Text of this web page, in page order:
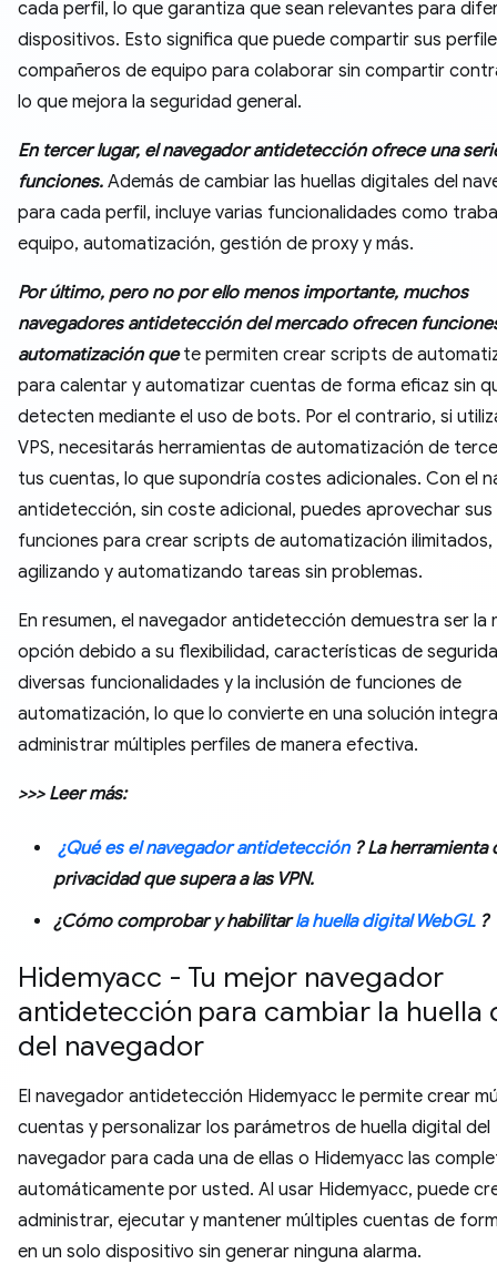
cada perfil, lo que garantiza que sean relevantes para
dispositivos. Esto significa que puede compartir sus
compañeros de equipo para colaborar sin compartir
lo que mejora la seguridad general.
En tercer lugar, el navegador antidetección ofrece una
funciones. Además de cambiar las huellas digitales del
para cada perfil, incluye varias funcionalidades como
equipo, automatización, gestión de proxy y más.
Por último, pero no por ello menos importante, muchos
navegadores antidetección del mercado ofrecen
automatización quete permiten crear scripts de
para calentar y automatizar cuentas de forma eficaz sin
detecten mediante el uso de bots. Por el contrario, si
VPS, necesitarás herramientas de automatización de
tus cuentas, lo que supondría costes adicionales. Con el
antidetección, sin coste adicional, puedes aprovechar sus
funciones para crear scripts de automatización ilimitados,
agilizando y automatizando tareas sin problemas.
En resumen, el navegador antidetección demuestra ser la
opción debido a su flexibilidad, características de
diversas funcionalidades y la inclusión de funciones de
automatización, lo que lo convierte en una solución
administrar múltiples perfiles de manera efectiva.
>>> Leer más:
¿Qué es el navegador antidetección? La herramienta
privacidad que supera a las VPN.
¿Cómo comprobar y habilitarla huella digital WebGL?
Hidemyacc - Tu mejor navegador
antidetección para cambiar la huella
del navegador
El navegador antidetección Hidemyacc le permite crear
cuentas y personalizar los parámetros de huella digital del
navegador para cada una de ellas o Hidemyacc las
automáticamente por usted. Al usar Hidemyacc, puede
administrar, ejecutar y mantener múltiples cuentas de
en un solo dispositivo sin generar ninguna alarma.